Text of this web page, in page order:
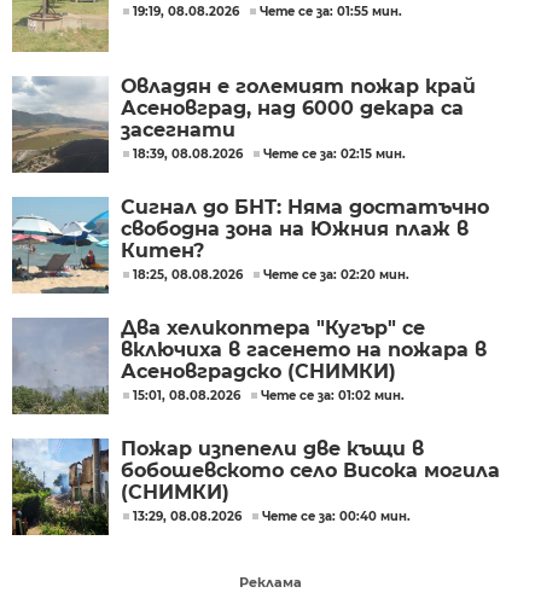
19:19, 08.08.2026 Чете се за: 01:55 мин.
Овладян е големият пожар край
Асеновград, над 6000 декара са
засегнати
18:39, 08.08.2026 Чете се за: 02:15 мин.
Сигнал до БНТ: Няма достатъчно
свободна зона на Южния плаж в
Китен?
18:25, 08.08.2026 Чете се за: 02:20 мин.
Два хеликоптера "Кугър" се
включиха в гасенето на пожара в
Асеновградско (СНИМКИ)
15:01, 08.08.2026 Чете се за: 01:02 мин.
Пожар изпепели две къщи в
бобошевското село Висока могила
(СНИМКИ)
13:29, 08.08.2026 Чете се за: 00:40 мин.
Реклама